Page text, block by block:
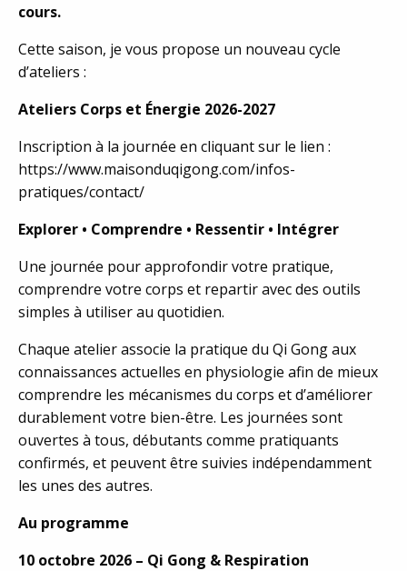
cours.
Cette saison, je vous propose un nouveau cycle
d’ateliers :
Ateliers Corps et Énergie 2026-2027
Inscription à la journée en cliquant sur le lien :
https://www.maisonduqigong.com/infos-
pratiques/contact/
Explorer • Comprendre • Ressentir • Intégrer
Une journée pour approfondir votre pratique,
comprendre votre corps et repartir avec des outils
simples à utiliser au quotidien.
Chaque atelier associe la pratique du Qi Gong aux
connaissances actuelles en physiologie afin de mieux
comprendre les mécanismes du corps et d’améliorer
durablement votre bien-être. Les journées sont
ouvertes à tous, débutants comme pratiquants
confirmés, et peuvent être suivies indépendamment
les unes des autres.
Au programme
10 octobre 2026 – Qi Gong & Respiration